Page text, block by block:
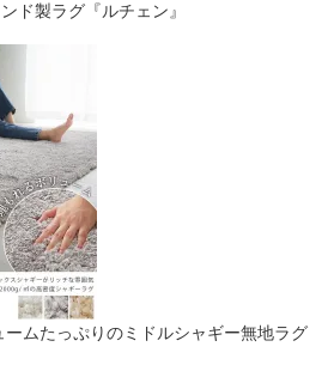
ド製ラグ『ルチェン』
ムたっぷりのミドルシャギー無地ラグ